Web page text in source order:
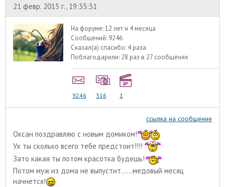
21 февр. 2015 г., 19:35:31
На форуме:12 лет и 4 месяца
Сообщений: 9246
Сказал(а) спасибо: 4 раза
Поблагодарили: 28 раз в 27 сообщенях
9246 316 1
ссылка на сообщение
Оксан поздравляю с новым домиком!
Ух ты сколько всего тебе предстоит!!!!
Зато какая ты потом красотка будешь!
Потом муж из дома не выпустит......медовый месяц
начнется!